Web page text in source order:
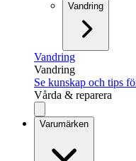
Vandring
Vandring
Vandring
Se kunskap och tips
Vårda & reparera
Varumärken